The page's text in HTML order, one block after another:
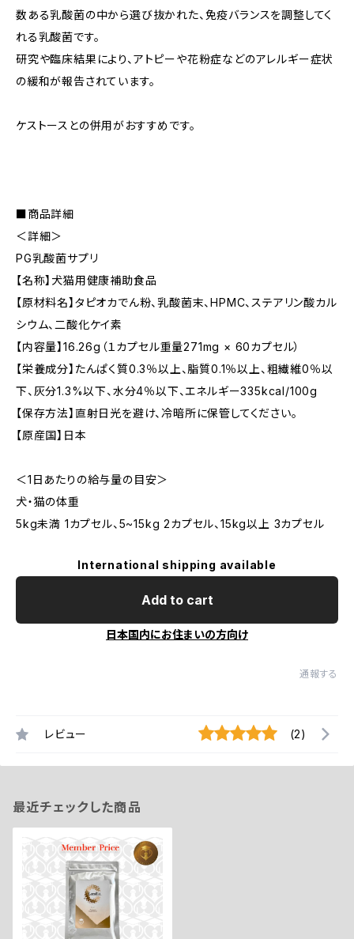
数ある乳酸菌の中から選び抜かれた、免疫バランスを調整してく
れる乳酸菌です。
研究や臨床結果により、アトピーや花粉症などのアレルギー症状
の緩和が報告されています。
ケストースとの併用がおすすめです。
■商品詳細
＜詳細＞
PG乳酸菌サプリ
【名称】犬猫用健康補助食品
【原材料名】タピオカでん粉、乳酸菌末、HPMC、ステアリン酸カル
シウム、二酸化ケイ素
【内容量】16.26g（１カプセル重量271mg × 60カプセル）
【栄養成分】たんぱく質0.3％以上、脂質0.1％以上、粗繊維0％以
下、灰分1.3%以下、水分4％以下、エネルギー335kcal/100g
【保存方法】直射日光を避け、冷暗所に保管してください。
【原産国】日本
＜1日あたりの給与量の目安＞
犬・猫の体重
5kg未満 1カプセル、5~15kg 2カプセル、15kg以上 3カプセル
International shipping available
Add to cart
日本国内にお住まいの方向け
通報する
レビュー (2)
最近チェックした商品